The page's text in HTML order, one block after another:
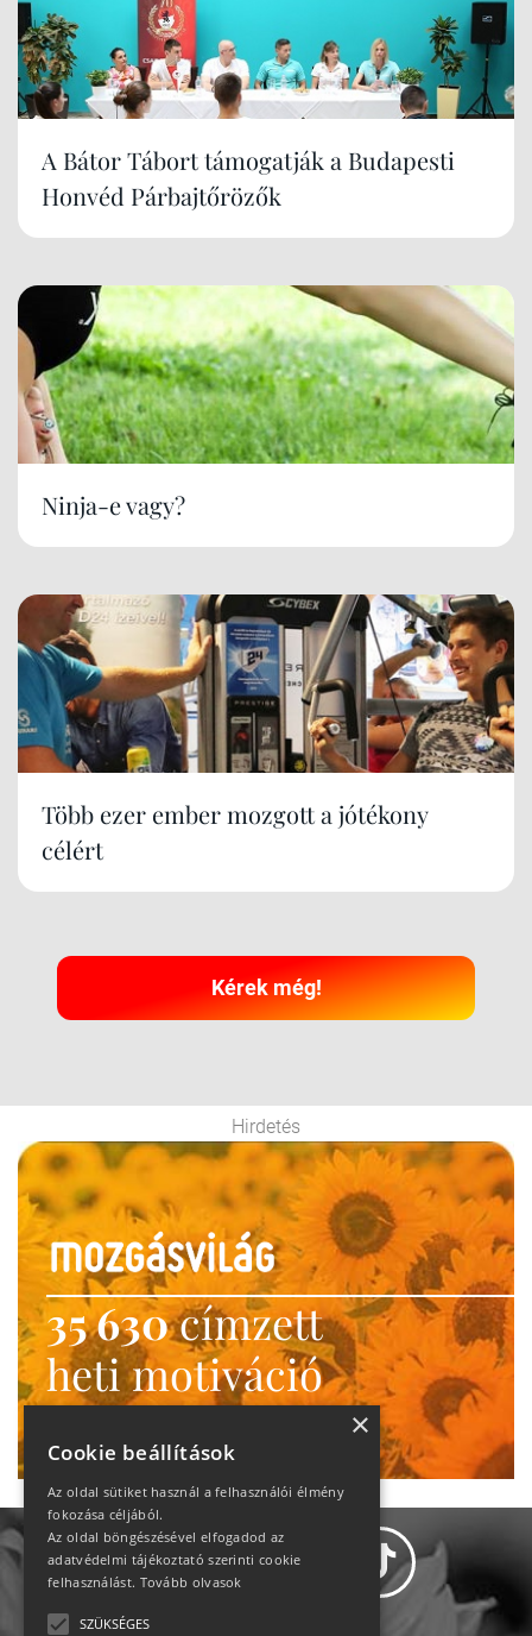
A Bátor Tábort támogatják a Budapesti
Honvéd Párbajtőrözők
Ninja-e vagy?
Több ezer ember mozgott a jótékony
célért
Kérek még!
Hirdetés
35 630címzett
heti motiváció
Ne maradj le!
×
Cookie beállítások
Az oldal sütiket használ a felhasználói élmény
fokozása céljából.
Az oldal böngészésével elfogadod az
adatvédelmi tájékoztató szerinti cookie
felhasználást. Tovább olvasok
SZÜKSÉGES